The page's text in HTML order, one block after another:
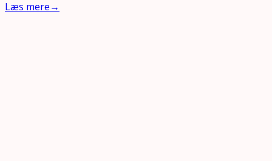
Læs mere→